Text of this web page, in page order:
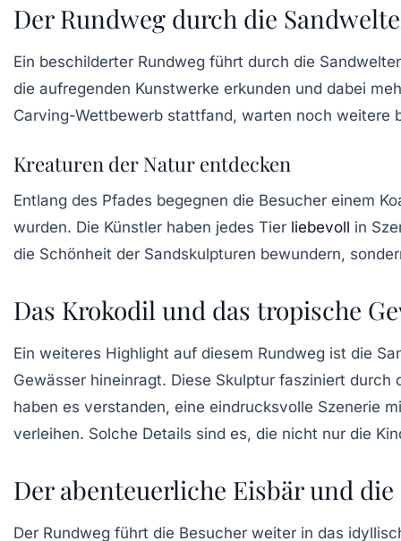
Der Rundweg durch die
Ein beschilderter Rundweg führt durch die
die aufregenden Kunstwerke erkunden und dabei
Carving-Wettbewerb stattfand, warten noch weitere
Kreaturen der Natur entdecken
Entlang des Pfades begegnen die Besucher einem
wurden. Die Künstler haben jedes Tier liebevoll in
die Schönheit der Sandskulpturen bewundern,
Das Krokodil und das tropische
Ein weiteres Highlight auf diesem Rundweg ist die
Gewässer hineinragt. Diese Skulptur fasziniert
haben es verstanden, eine eindrucksvolle Szenerie
verleihen. Solche Details sind es, die nicht nur die
Der abenteuerliche Eisbär und
Der Rundweg führt die Besucher weiter in das